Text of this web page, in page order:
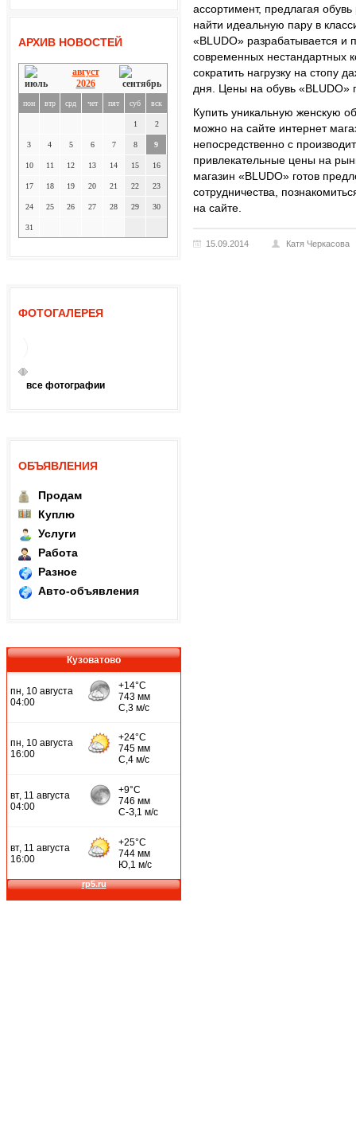
АРХИВ НОВОСТЕЙ
август
2026
пон втр срд чет пят суб вск
1 2
3 4 5 6 7 8 9
10 11 12 13 14 15 16
17 18 19 20 21 22 23
24 25 26 27 28 29 30
31
ФОТОГАЛЕРЕЯ
все фотографии
ОБЪЯВЛЕНИЯ
Продам
Куплю
Услуги
Работа
Разное
Авто-объявления
Кузоватово
ассортимент, предлагая
найти идеальную пару в
«BLUDO» разрабатывается и
современных нестандартных
сократить нагрузку на стопу
дня. Цены на обувь «BLUDO»
Купить уникальную женскую
можно на сайте интернет
непосредственно с
привлекательные цены на
магазин «BLUDO» готов
сотрудничества,
на сайте.
15.09.2014 Катя Черкасова